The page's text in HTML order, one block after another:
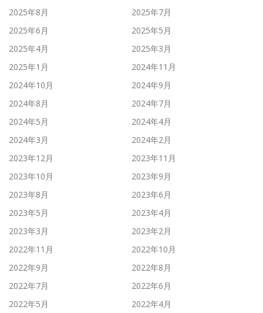
2025年8月
2025年7月
2025年6月
2025年5月
2025年4月
2025年3月
2025年1月
2024年11月
2024年10月
2024年9月
2024年8月
2024年7月
2024年5月
2024年4月
2024年3月
2024年2月
2023年12月
2023年11月
2023年10月
2023年9月
2023年8月
2023年6月
2023年5月
2023年4月
2023年3月
2023年2月
2022年11月
2022年10月
2022年9月
2022年8月
2022年7月
2022年6月
2022年5月
2022年4月